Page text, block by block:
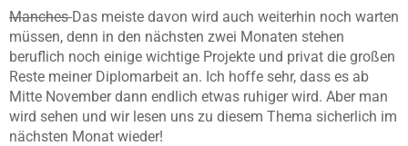
ManchesDas meiste davon wird auch weiterhin noch warten
müssen, denn in den nächsten zwei Monaten stehen
beruflich noch einige wichtige Projekte und privat die großen
Reste meiner Diplomarbeit an. Ich hoffe sehr, dass es ab
Mitte November dann endlich etwas ruhiger wird. Aber man
wird sehen und wir lesen uns zu diesem Thema sicherlich im
nächsten Monat wieder!